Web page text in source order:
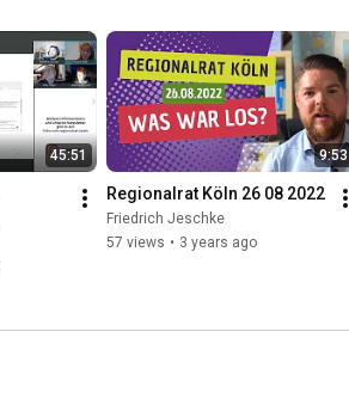
45:51 9:53
Regionalrat Köln 26 08 2022
Friedrich Jeschke
57 views • 3 years ago